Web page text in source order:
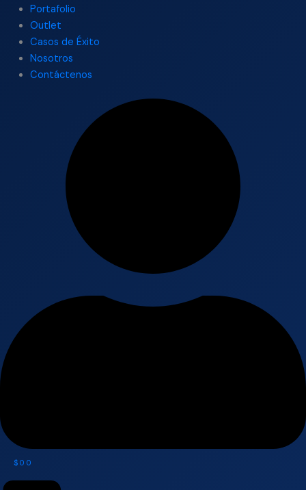
Portafolio
Outlet
Casos de Éxito
Nosotros
Contáctenos
$ 0 0